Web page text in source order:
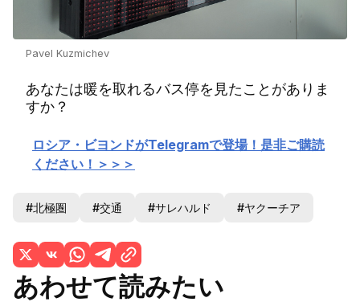
Pavel Kuzmichev
あなたは暖を取れるバス停を見たことがありま
すか？
ロシア・ビヨンドがTelegramで登場！是非ご購読
ください！＞＞＞
#北極圏 #交通 #サレハルド #ヤクーチア
あわせて読みたい